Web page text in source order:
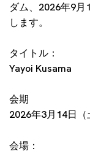
ダム、2026年9
します。
タイトル：
Yayoi Kusama
会期
2026年3月14日（
会場：